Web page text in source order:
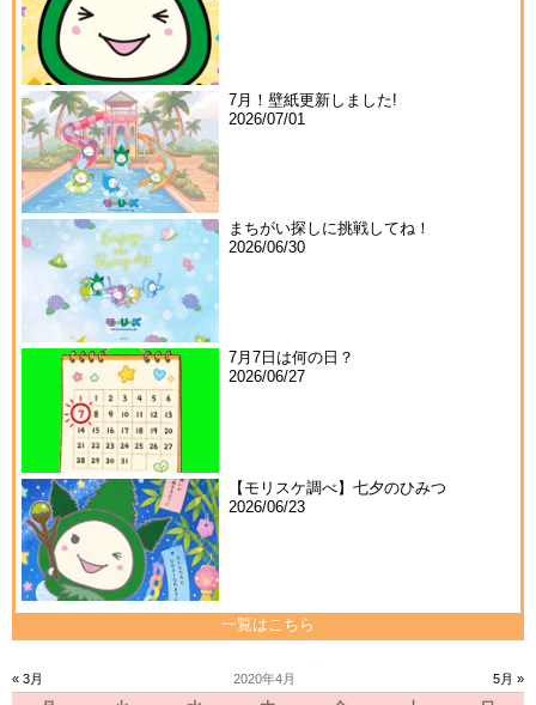
7月！壁紙更新しました!
2026/07/01
まちがい探しに挑戦してね！
2026/06/30
7月7日は何の日？
2026/06/27
【モリスケ調べ】七夕のひみつ
2026/06/23
一覧はこちら
« 3月 2020年4月 5月 »